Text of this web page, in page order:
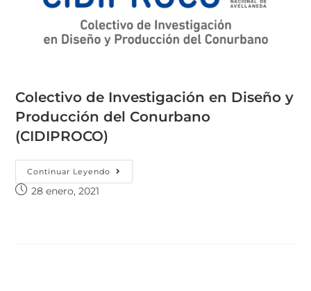
Colectivo de Investigación en Diseño y
Producción del Conurbano
(CIDIPROCO)
Continuar Leyendo
28 enero, 2021